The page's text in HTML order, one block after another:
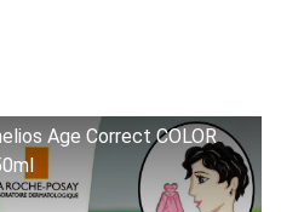
Age Correct COLOR